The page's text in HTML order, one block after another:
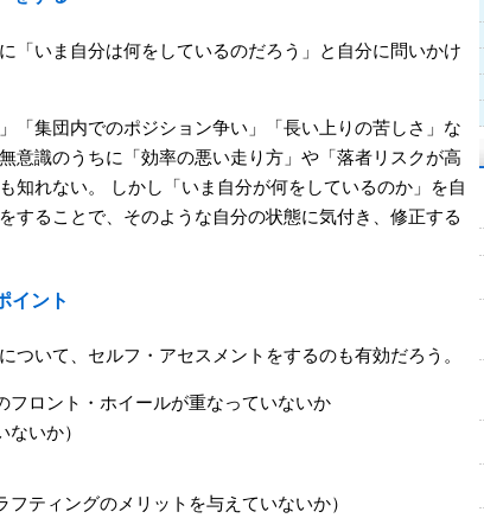
「いま自分は何をしているのだろう」と自分に問いかけ
「集団内でのポジション争い」「長い上りの苦しさ」な
意識のうちに「効率の悪い走り方」や「落者リスクが高
知れない。 しかし「いま自分が何をしているのか」を自
することで、そのような自分の状態に気付き、修正する
イント
ついて、セルフ・アセスメントをするのも有効だろう。
フロント・ホイールが重なっていないか
いか）
ティングのメリットを与えていないか）